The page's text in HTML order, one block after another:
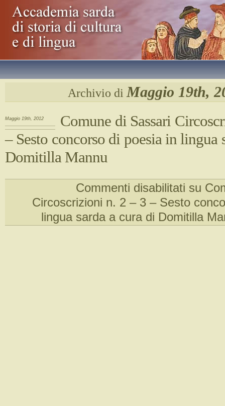
Archivio di Maggio 19th,
Maggio 19th, 2012
Comune di Sassari
– Sesto concorso di poesia in lingua
Domitilla Mannu
Commenti disabilitati su
Circoscrizioni n. 2 – 3 – Sesto
lingua sarda a cura di Domitilla